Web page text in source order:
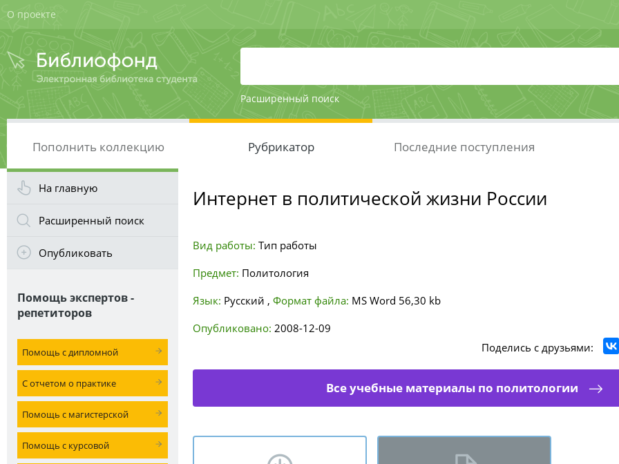
О проекте
Расширенный поиск
Пополнить коллекцию Рубрикатор Последние поступления
На главную
Расширенный поиск
Опубликовать
Помощь экспертов -
репетиторов
Помощь с дипломной
С отчетом о практике
Помощь с магистерской
Помощь с курсовой
Интернет в политической жизни России
Вид работы: Тип работы
Предмет: Политология
Язык: Русский , Формат файла: MS Word 56,30 kb
Опубликовано: 2008-12-09
Поделись с друзьями:
Все учебные материалы по политологии